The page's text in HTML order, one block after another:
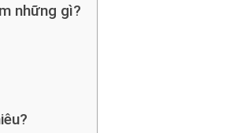
những gì?